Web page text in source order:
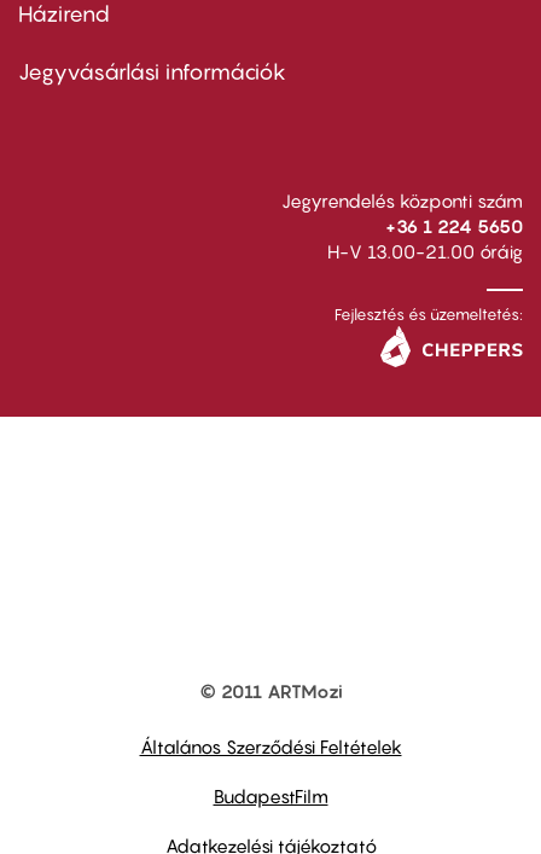
Footer
second
Házirend
Jegyvásárlási információk
Jegyrendelés központi szám
+36 1 224 5650
H-V 13.00-21.00 óráig
Fejlesztés és üzemeltetés:
© 2011 ARTMozi
Általános Szerződési Feltételek
BudapestFilm
Adatkezelési tájékoztató